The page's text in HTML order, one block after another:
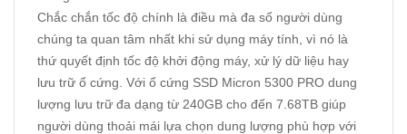
Chắc chắn tốc độ chính là điều mà đa số người dùng
chúng ta quan tâm nhất khi sử dụng máy tính, vì nó là
thứ quyết định tốc độ khởi động máy, xử lý dữ liệu hay
lưu trữ ổ cứng. Với ổ cứng SSD Micron 5300 PRO dung
lượng lưu trữ đa dạng từ 240GB cho đến 7.68TB giúp
người dùng thoải mái lựa chọn dung lượng phù hợp với